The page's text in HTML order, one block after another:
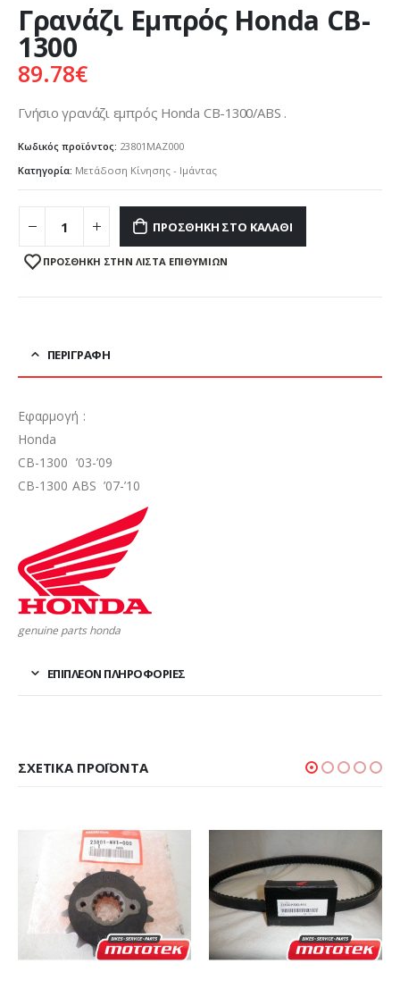
Γρανάζι Εμπρός Honda CB-
1300
89.78€
Γνήσιο γρανάζι εμπρός Honda CB-1300/ABS .
Κωδικός προϊόντος: 23801MAZ000
Κατηγορία: Μετάδοση Κίνησης - Ιμάντας
ΠΡΟΣΘΉΚΗ ΣΤΟ ΚΑΛΆΘΙ
ΠΡΌΣΘΉΚΗ ΣΤΗΝ ΛΊΣΤΑ ΕΠΙΘΥΜΙΏΝ
ΠΕΡΙΓΡΑΦΉ
Εφαρμογή :
Honda
CB-1300 ’03-’09
CB-1300 ABS ’07-’10
genuine parts honda
ΕΠΙΠΛΈΟΝ ΠΛΗΡΟΦΟΡΊΕΣ
ΣΧΕΤΙΚΆ ΠΡΟΪΌΝΤΑ